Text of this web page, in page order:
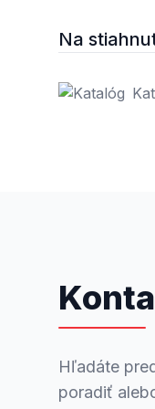
Na
Hľadáte
poradiť